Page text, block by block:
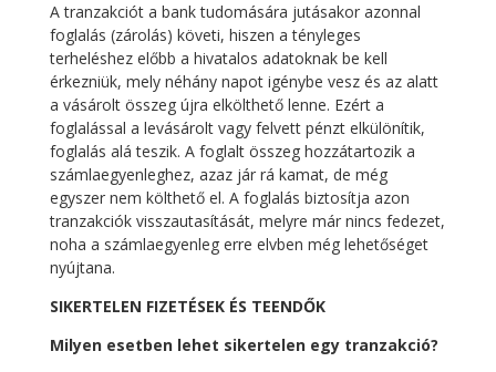
A tranzakciót a bank tudomására jutásakor azonnal
foglalás (zárolás) követi, hiszen a tényleges
terheléshez előbb a hivatalos adatoknak be kell
érkezniük, mely néhány napot igénybe vesz és az alatt
a vásárolt összeg újra elkölthető lenne. Ezért a
foglalással a levásárolt vagy felvett pénzt elkülönítik,
foglalás alá teszik. A foglalt összeg hozzátartozik a
számlaegyenleghez, azaz jár rá kamat, de még
egyszer nem költhető el. A foglalás biztosítja azon
tranzakciók visszautasítását, melyre már nincs fedezet,
noha a számlaegyenleg erre elvben még lehetőséget
nyújtana.
SIKERTELEN FIZETÉSEK ÉS TEENDŐK
Milyen esetben lehet sikertelen egy tranzakció?